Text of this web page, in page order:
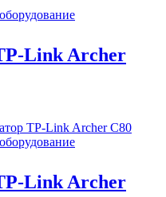
Link Archer
Link Archer